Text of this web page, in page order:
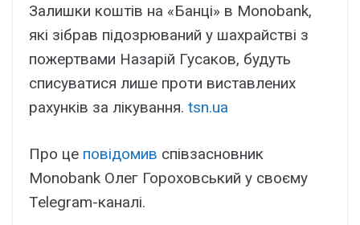
Залишки коштів на «Банці» в Monobank,
які зібрав підозрюваний у шахрайстві з
пожертвами Назарій Гусаков, будуть
списуватися лише проти виставлених
рахунків за лікування. tsn.ua
Про це повідомив співзасновник
Monobank Олег Гороховський у своєму
Telegram-каналі.